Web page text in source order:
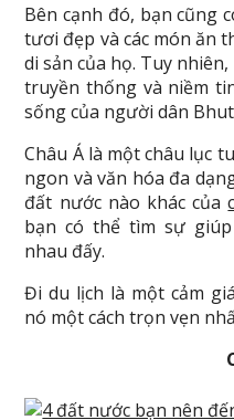
Bên cạnh đó, bạn cũng
tươi đẹp và các món ăn
di sản của họ. Tuy
truyền thống và niềm
sống của người dân
Châu Á là một châu lục
ngon và văn hóa đa
đất nước nào khác của
bạn có thể tìm sự
nhau đấy.
Đi du lịch là một cảm
nó một cách trọn vẹn